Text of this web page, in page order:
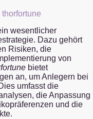
wesentlicher
Dazu gehört
Risiken, die
von
bietet
an, um Anlegern bei
umfasst die
die Anpassung
und die